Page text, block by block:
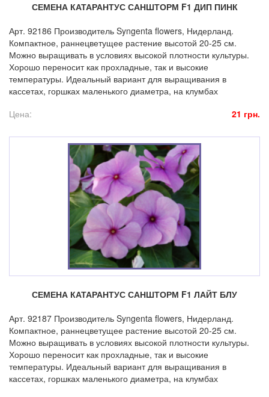
СЕМЕНА КАТАРАНТУС САНШТОРМ F1 ДИП ПИНК
Арт. 92186 Производитель Syngenta flowers, Нидерланд.
Компактное, раннецветущее растение высотой 20-25 см.
Можно выращивать в условиях высокой плотности культуры.
Хорошо переносит как прохладные, так и высокие
температуры. Идеальный вариант для выращивания в
кассетах, горшках маленького диаметра, на клумбах
Цена:
21 грн.
СЕМЕНА КАТАРАНТУС САНШТОРМ F1 ЛАЙТ БЛУ
Арт. 92187 Производитель Syngenta flowers, Нидерланд.
Компактное, раннецветущее растение высотой 20-25 см.
Можно выращивать в условиях высокой плотности культуры.
Хорошо переносит как прохладные, так и высокие
температуры. Идеальный вариант для выращивания в
кассетах, горшках маленького диаметра, на клумбах